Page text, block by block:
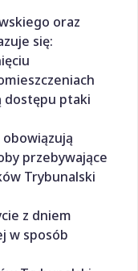
oraz
się:
dostępu ptaki
obowiązują
przebywające
Trybunalski
z dniem
w sposób